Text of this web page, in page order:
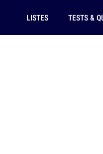
LISTES TESTS &